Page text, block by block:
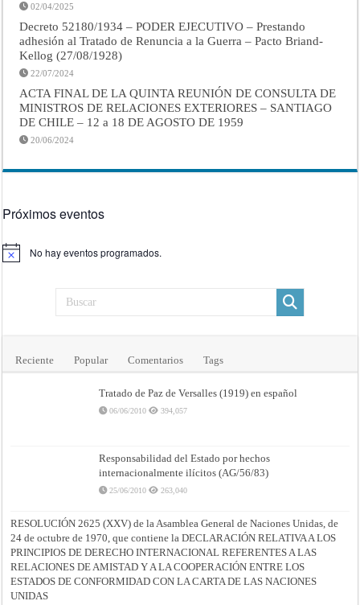
02/04/2025
Decreto 52180/1934 – PODER EJECUTIVO – Prestando
adhesión al Tratado de Renuncia a la Guerra – Pacto Briand-
Kellog (27/08/1928)
22/07/2024
ACTA FINAL DE LA QUINTA REUNIÓN DE CONSULTA DE
MINISTROS DE RELACIONES EXTERIORES – SANTIAGO
DE CHILE – 12 a 18 DE AGOSTO DE 1959
20/06/2024
Próximos eventos
Aviso No hay eventos programados.
Reciente Popular Comentarios Tags
Tratado de Paz de Versalles (1919) en español
06/06/2010 394,057
Responsabilidad del Estado por hechos
internacionalmente ilícitos (AG/56/83)
25/06/2010 263,040
RESOLUCIÓN 2625 (XXV) de la Asamblea General de Naciones Unidas, de
24 de octubre de 1970, que contiene la DECLARACIÓN RELATIVA A LOS
PRINCIPIOS DE DERECHO INTERNACIONAL REFERENTES A LAS
RELACIONES DE AMISTAD Y A LA COOPERACIÓN ENTRE LOS
ESTADOS DE CONFORMIDAD CON LA CARTA DE LAS NACIONES
UNIDAS